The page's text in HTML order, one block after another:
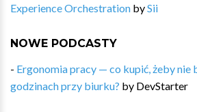
Experience Orchestration bySii
NOWE PODCASTY
- Ergonomia pracy — co kupić, żeby nie
godzinach przy biurku? by DevStarter